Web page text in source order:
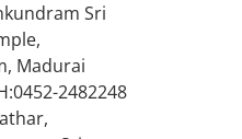
Sri
Madurai
2482248